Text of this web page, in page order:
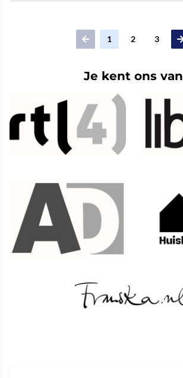
1 2 3
Je kent ons van